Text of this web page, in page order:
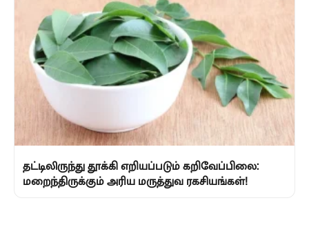
தட்டிலிருந்து தூக்கி எறியப்படும் கறிவேப்பிலை:
மறைந்திருக்கும் அரிய மருத்துவ ரகசியங்கள்!